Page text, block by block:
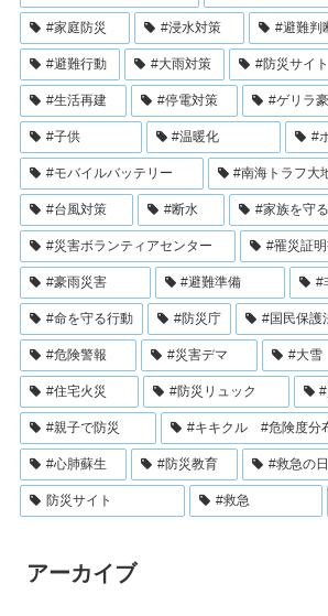
#家庭防災 #浸水対策 #避難判
#避難行動 #大雨対策 #防災サイト
#生活再建 #停電対策 #ゲリラ
#子供 #温暖化 #
#モバイルバッテリー #南海トラフ大
#台風対策 #断水 #家族を守る
#災害ボランティアセンター #罹災証
#豪雨災害 #避難準備 #
#命を守る行動 #防災庁 #国民保護
#危険警報 #災害デマ #大雪
#住宅火災 #防災リュック
#親子で防災 #キキクル #危険度分
#心肺蘇生 #防災教育 #救急の日
防災サイト #救急
アーカイブ